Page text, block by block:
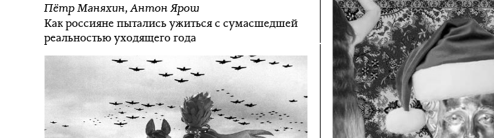
Пётр Маняхин,Антон Ярош
Как россияне пытались ужиться с сумасшедшей
реальностью уходящего года